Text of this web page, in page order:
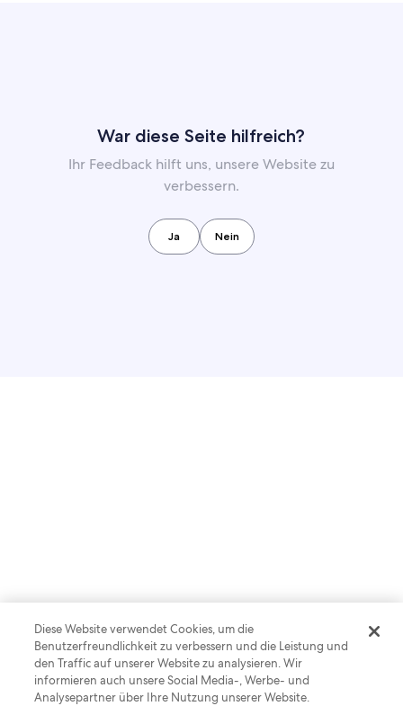
War diese Seite hilfreich?
Ihr Feedback hilft uns, unsere Website zu
verbessern.
Ja Nein
Diese Website verwendet Cookies, um die
Benutzerfreundlichkeit zu verbessern und die Leistung und
den Traffic auf unserer Website zu analysieren. Wir
informieren auch unsere Social Media-, Werbe- und
Analysepartner über Ihre Nutzung unserer Website.